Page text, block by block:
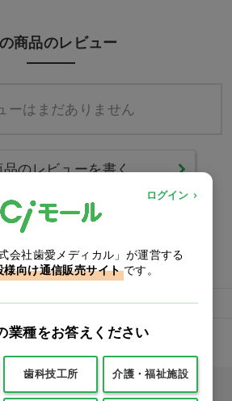
商品のレビュー
ーはまだありません
品のレビューを書く
カテゴリー
ール綿
グをご利用のお客様
ログイン
会社歯愛メディカル」が運営する
様向け通信販売サイト です。
業種をお答えください
歯科技工所 介護・福祉施設